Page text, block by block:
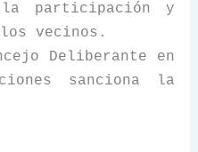
participación y
vecinos.
Deliberante en
sanciona la